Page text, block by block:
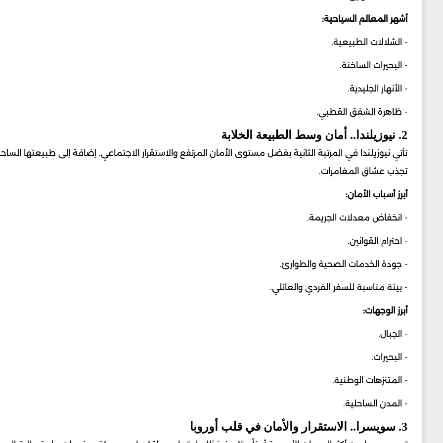
أشهر المعالم السياحية:
- الشلالات الطبيعية.
- البحيرات الساخنة.
- الأنهار الجليدية.
- ظاهرة الشفق القطبي.
2. نيوزيلندا.. أمان وسط الطبيعة الخلابة
تأتي نيوزيلندا في المرتبة الثانية بفضل مستوى الأمان المرتفع والاستقرار الاجتماعي. إضافة إلى طبيعتها
تجذب عشاق المغامرات.
أبرز أسباب الأمان:
- انخفاض معدلات الجريمة.
- احترام القوانين.
- جودة الخدمات الصحية والطوارئ.
- بيئة مناسبة للسفر الفردي والعائلي.
أبرز الوجهات:
- الجبال.
- البحيرات.
- المتنزهات الوطنية.
- المدن الساحلية.
3. سويسرا.. الاستقرار والأمان في قلب أوروبا